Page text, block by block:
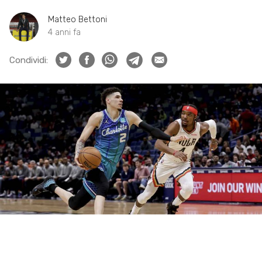
Matteo Bettoni
4 anni fa
Condividi: